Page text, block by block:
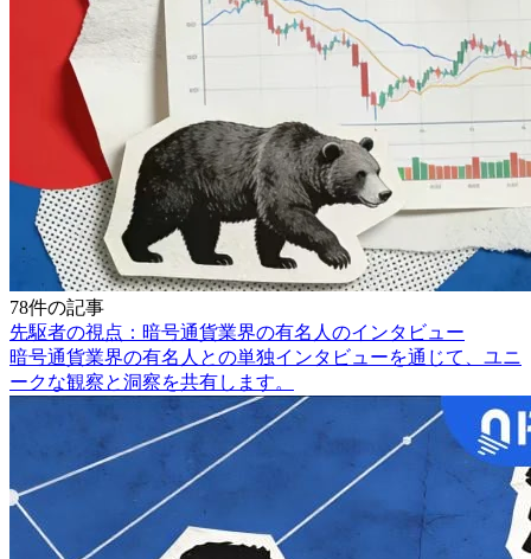
78件の記事
先駆者の視点：暗号通貨業界の有名人のインタビュー
暗号通貨業界の有名人との単独インタビューを通じて、ユニ
ークな観察と洞察を共有します。